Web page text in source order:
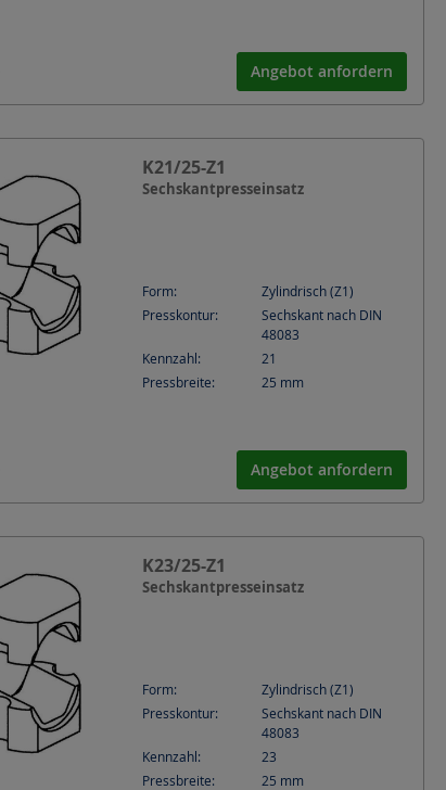
Angebot anfordern
K21/25-Z1
Sechskantpresseinsatz
Form:
Zylindrisch (Z1)
Presskontur:
Sechskant nach DIN
48083
Kennzahl:
21
Pressbreite:
25 mm
Angebot anfordern
K23/25-Z1
Sechskantpresseinsatz
Form:
Zylindrisch (Z1)
Presskontur:
Sechskant nach DIN
48083
Kennzahl:
23
Pressbreite:
25 mm